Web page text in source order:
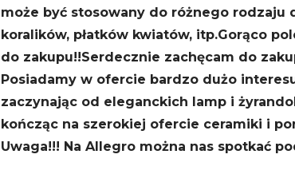
może być stosowany do różnego rodzaju
koralików, płatków kwiatów, itp.Gorąco
do zakupu!!Serdecznie zachęcam do
Posiadamy w ofercie bardzo dużo
zaczynając od eleganckich lamp i
kończąc na szerokiej ofercie ceramiki i
Uwaga!!! Na Allegro można nas spotkać